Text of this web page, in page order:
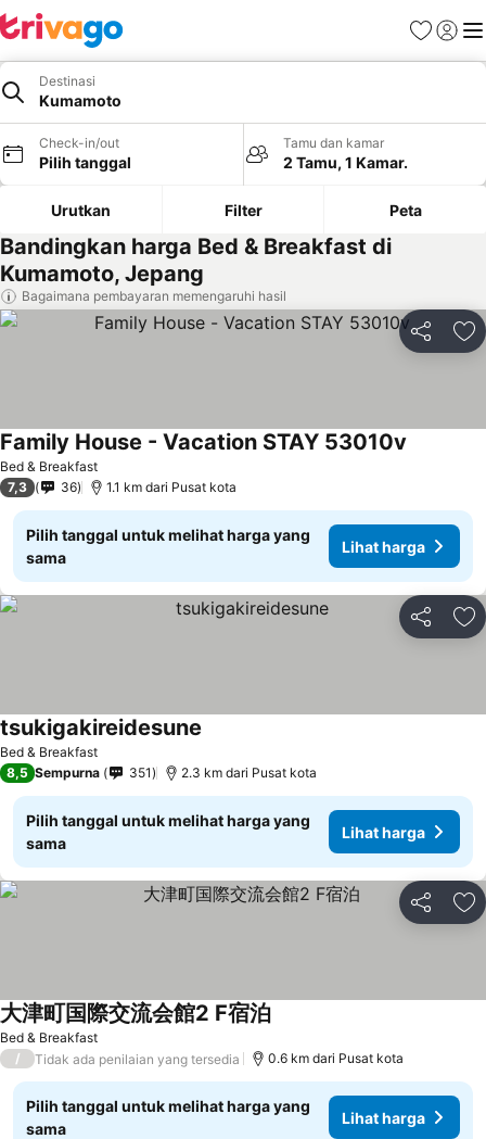
FavoritLogin
Destinasi
Kumamoto
Check-in/out
Pilih tanggal
Tamu dan kamar
2 Tamu, 1 Kamar.
Urutkan Filter Peta
Bandingkan harga Bed & Breakfast di
Kumamoto, Jepang
Bagaimana pembayaran memengaruhi hasil
Bagikan
Bed & Breakfast
Family House - Vacation STAY 53010v
7,3 36 1.1 km dari Pusat kota
Pilih tanggal untuk melihat harga yang
sama
Lihat harga
Bagikan
Bed & Breakfast
tsukigakireidesune
8,5 Sempurna 351 2.3 km dari Pusat kota
Pilih tanggal untuk melihat harga yang
sama
Lihat harga
Bagikan
Bed & Breakfast
大津町国際交流会館2 F宿泊
/ Tidak ada penilaian yang tersedia 0.6 km dari Pusat kota
Pilih tanggal untuk melihat harga yang
sama
Lihat harga